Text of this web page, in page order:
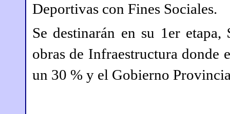
Deportivas con Fines Sociales.
Se destinarán en su 1er
obras de Infraestructura
un 30 % y el Gobierno